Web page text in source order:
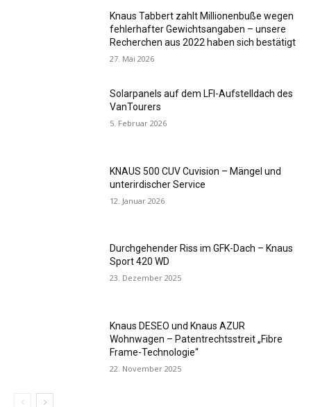
Knaus Tabbert zahlt Millionenbuße wegen
fehlerhafter Gewichtsangaben – unsere
Recherchen aus 2022 haben sich bestätigt
27. Mai 2026
Solarpanels auf dem LFI-Aufstelldach des
VanTourers
5. Februar 2026
KNAUS 500 CUV Cuvision – Mängel und
unterirdischer Service
12. Januar 2026
Durchgehender Riss im GFK-Dach – Knaus
Sport 420 WD
23. Dezember 2025
Knaus DESEO und Knaus AZUR
Wohnwagen – Patentrechtsstreit „Fibre
Frame-Technologie“
22. November 2025